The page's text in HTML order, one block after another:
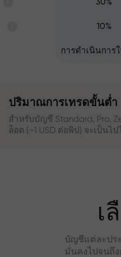
30%
10%
การดำเนินการ
ปริมาณการเทรดขั้นต่ำ
สำหรับบัญชี Standard, Pro,
ล็อต (~1 USD ต่อพิป) จะเป็นไป
เ
บัญชีแต่ละปร
มั่นคงไปจนถึ